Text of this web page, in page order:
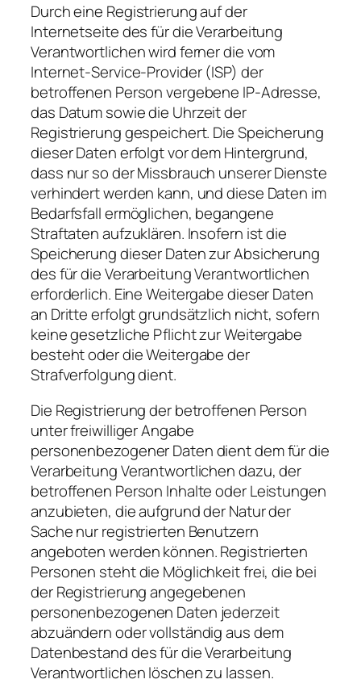
Durch eine Registrierung auf der
Internetseite des für die Verarbeitung
Verantwortlichen wird ferner die vom
Internet-Service-Provider (ISP) der
betroffenen Person vergebene IP-Adresse,
das Datum sowie die Uhrzeit der
Registrierung gespeichert. Die Speicherung
dieser Daten erfolgt vor dem Hintergrund,
dass nur so der Missbrauch unserer Dienste
verhindert werden kann, und diese Daten im
Bedarfsfall ermöglichen, begangene
Straftaten aufzuklären. Insofern ist die
Speicherung dieser Daten zur Absicherung
des für die Verarbeitung Verantwortlichen
erforderlich. Eine Weitergabe dieser Daten
an Dritte erfolgt grundsätzlich nicht, sofern
keine gesetzliche Pflicht zur Weitergabe
besteht oder die Weitergabe der
Strafverfolgung dient.
Die Registrierung der betroffenen Person
unter freiwilliger Angabe
personenbezogener Daten dient dem für die
Verarbeitung Verantwortlichen dazu, der
betroffenen Person Inhalte oder Leistungen
anzubieten, die aufgrund der Natur der
Sache nur registrierten Benutzern
angeboten werden können. Registrierten
Personen steht die Möglichkeit frei, die bei
der Registrierung angegebenen
personenbezogenen Daten jederzeit
abzuändern oder vollständig aus dem
Datenbestand des für die Verarbeitung
Verantwortlichen löschen zu lassen.